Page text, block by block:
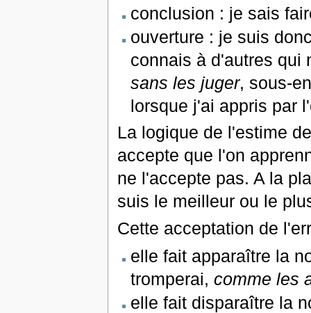
conclusion : je sais
ouverture : je suis
connais à d'autres qui
sans les juger, sous-
lorsque j'ai appris par
La logique de l'estime
accepte que l'on
ne l'accepte pas. A la
suis le meilleur ou le
Cette acceptation de
elle fait apparaître la
tromperai, comme les
elle fait disparaître la